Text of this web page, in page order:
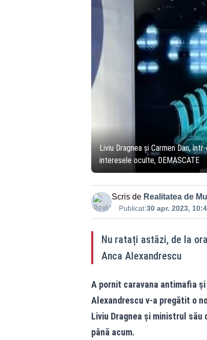
Liviu Dragnea și Carmen Dan,
interesele oculte, DEMASCATE
Scris de Realitatea de
Publicat:30 apr. 2023,
Nu ratați astăzi, de la
Anca Alexandrescu
A pornit caravana antimafia
Alexandrescu v-a pregătit o
Liviu Dragnea și ministrul
până acum.